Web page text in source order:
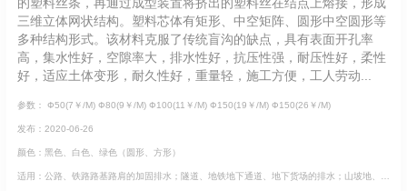
的塑料丝条，再通过成型装置将挤出的塑料丝在结点上熔接，形成
三维立体网状结构。塑料芯体有矩形、中空矩阵、圆形中空圆形等
多种结构形式。该材料克服了传统盲沟的缺点，具有表面开孔率
高，集水性好，空隙率大，排水性好，抗压性强，耐压性好，柔性
好，适应土体变形，耐久性好，重量轻，施工方便，工人劳动...
参数： Ф50(7￥/M) Ф80(9￥/M) Ф100(11￥/M) Ф150(19￥/M) Ф150(26￥/M)
发布：2020-06-26
颜色：黑色、白色、绿色（圆形、方形）
适用：公路、铁路路基路肩的加固排水；隧道、地铁地下通道、地下货场的排水；山坡地、边坡开发的水土保持；